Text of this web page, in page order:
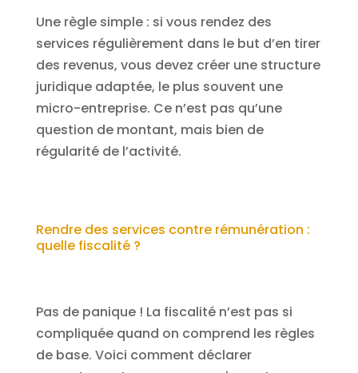
Une règle simple : si vous rendez des
services régulièrement dans le but d’en tirer
des revenus, vous devez créer une structure
juridique adaptée, le plus souvent une
micro-entreprise. Ce n’est pas qu’une
question de montant, mais bien de
régularité de l’activité.
Rendre des services contre rémunération :
quelle fiscalité ?
Pas de panique ! La fiscalité n’est pas si
compliquée quand on comprend les règles
de base. Voici comment déclarer